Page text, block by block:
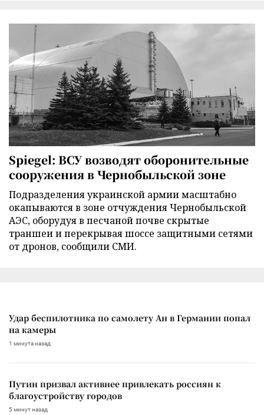
Spiegel: ВСУ возводят оборонительные
сооружения в Чернобыльской зоне
Подразделения украинской армии масштабно
окапываются в зоне отчуждения Чернобыльской
АЭС, оборудуя в песчаной почве скрытые
траншеи и перекрывая шоссе защитными сетями
от дронов, сообщили СМИ.
Удар беспилотника по самолету Ан в Германии попал
на камеры
1 минута назад
Путин призвал активнее привлекать россиян к
благоустройству городов
5 минут назад